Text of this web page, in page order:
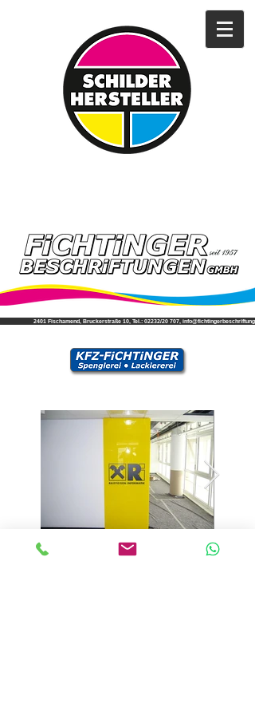
2401 Fischamend, Bruckerstraße 10, Tel.: 02232/20 707,